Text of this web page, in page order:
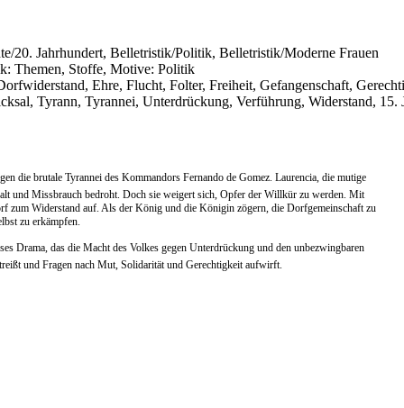
20. Jahrhundert, Belletristik/Politik, Belletristik/Moderne Frauen
Themen, Stoffe, Motive: Politik
Ehre, Flucht, Folter, Freiheit, Gefangenschaft,
Tyrann, Tyrannei, Unterdrückung, Verführung, Widerstand, 15.
die brutale Tyrannei des Kommandors Fernando de Gomez. Laurencia, die mutige
und Missbrauch bedroht. Doch sie weigert sich, Opfer der Willkür zu werden. Mit
zum Widerstand auf. Als der König und die Königin zögern, die Dorfgemeinschaft zu
zu erkämpfen.
Drama, das die Macht des Volkes gegen Unterdrückung und den unbezwingbaren
und Fragen nach Mut, Solidarität und Gerechtigkeit aufwirft.